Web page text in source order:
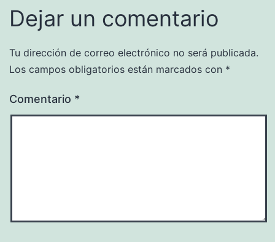
Dejar un comentario
Tu dirección de correo electrónico no será publicada.
Los campos obligatorios están marcados con *
Comentario *